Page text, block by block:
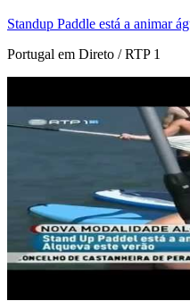
Standup Paddle está a animar
Portugal em Direto / RTP 1